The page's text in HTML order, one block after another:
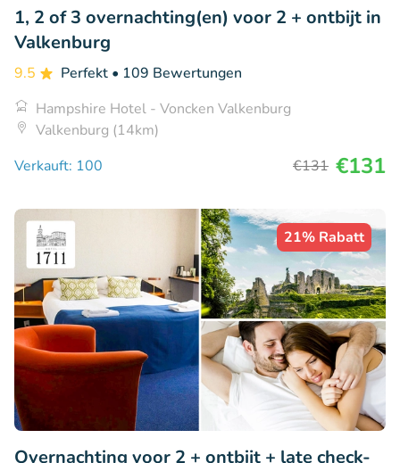
1, 2 of 3 overnachting(en) voor 2 + ontbijt in
Valkenburg
9.5 Perfekt • 109 Bewertungen
Hampshire Hotel - Voncken Valkenburg
Valkenburg (14km)
Verkauft: 100
€131 €131
21% Rabatt
Overnachting voor 2 + ontbijt + late check-